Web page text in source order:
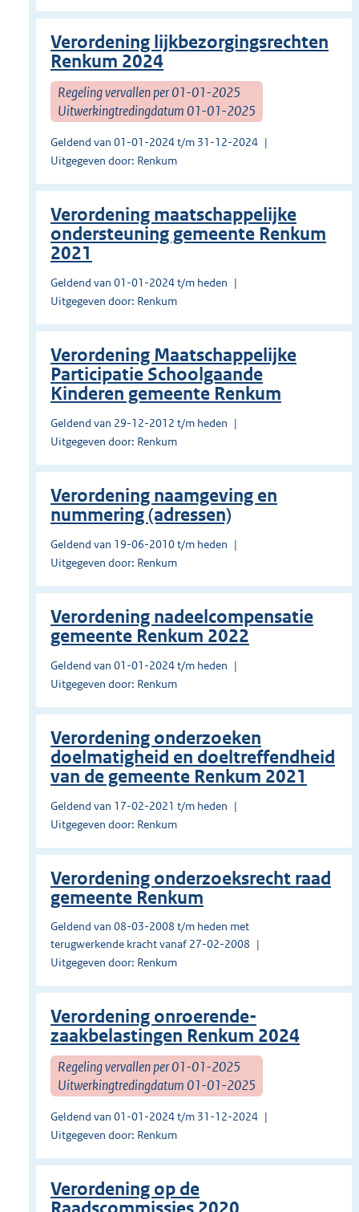
Verordening lijkbezorgingsrechten
Renkum 2024
Regeling vervallen per 01-01-2025
Uitwerkingtredingdatum 01-01-2025
Geldend van 01-01-2024 t/m 31-12-2024
Uitgegeven door: Renkum
Verordening maatschappelijke
ondersteuning gemeente Renkum
2021
Geldend van 01-01-2024 t/m heden
Uitgegeven door: Renkum
Verordening Maatschappelijke
Participatie Schoolgaande
Kinderen gemeente Renkum
Geldend van 29-12-2012 t/m heden
Uitgegeven door: Renkum
Verordening naamgeving en
nummering (adressen)
Geldend van 19-06-2010 t/m heden
Uitgegeven door: Renkum
Verordening nadeelcompensatie
gemeente Renkum 2022
Geldend van 01-01-2024 t/m heden
Uitgegeven door: Renkum
Verordening onderzoeken
doelmatigheid en doeltreffendheid
van de gemeente Renkum 2021
Geldend van 17-02-2021 t/m heden
Uitgegeven door: Renkum
Verordening onderzoeksrecht raad
gemeente Renkum
Geldend van 08-03-2008 t/m heden met
terugwerkende kracht vanaf 27-02-2008
Uitgegeven door: Renkum
Verordening onroerende-
zaakbelastingen Renkum 2024
Regeling vervallen per 01-01-2025
Uitwerkingtredingdatum 01-01-2025
Geldend van 01-01-2024 t/m 31-12-2024
Uitgegeven door: Renkum
Verordening op de